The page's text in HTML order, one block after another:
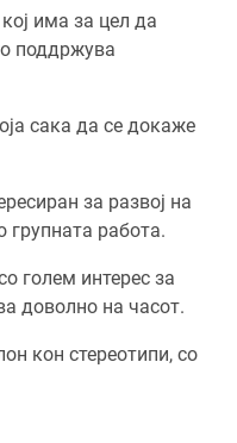
има за цел да
поддржува
сака да се докаже
за развој на
групната работа.
голем интерес за
доволно на часот.
кон стереотипи, со